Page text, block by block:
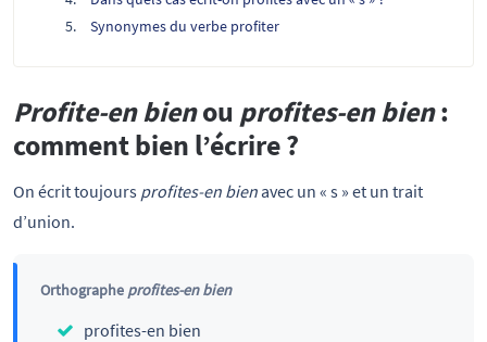
Synonymes du verbe profiter
Profite-en bienou profites-en bien:
comment bien l’écrire ?
On écrit toujours profites-en bienavec un « s » et un trait
d’union.
Orthographe profites-en bien
profites-en bien